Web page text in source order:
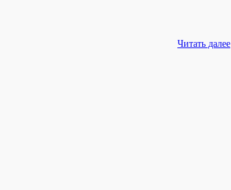
Читать далее